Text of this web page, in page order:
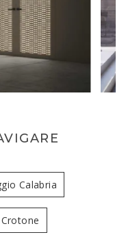
Calabria